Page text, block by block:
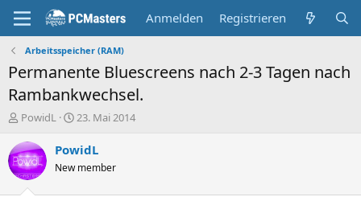
Anmelden Registrieren
Arbeitsspeicher (RAM)
Permanente Bluescreens nach 2-3 Tagen nach
Rambankwechsel.
E
s
t
e
PowidL
E
s
e
23. Mai 2014
PowidL
New member